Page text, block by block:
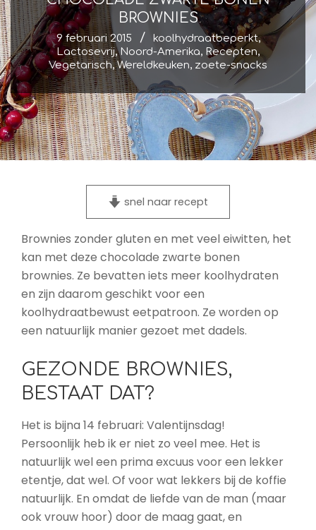
BROWNIES
9 februari 2015 koolhydraatbeperkt,
Lactosevrij,Noord-Amerika, Recepten,
Vegetarisch,Wereldkeuken, zoete-snacks
snel naar recept
Brownies zonder gluten en met veel eiwitten, het
kan met deze chocolade zwarte bonen
brownies. Ze bevatten iets meer koolhydraten
en zijn daarom geschikt voor een
koolhydraatbewust eetpatroon. Ze worden op
een natuurlijk manier gezoet met dadels.
GEZONDE BROWNIES,
BESTAAT DAT?
Het is bijna 14 februari: Valentijnsdag!
Persoonlijk heb ik er niet zo veel mee. Het is
natuurlijk wel een prima excuus voor een lekker
etentje, dat wel. Of voor wat lekkers bij de koffie
natuurlijk. En omdat de liefde van de man (maar
ook vrouw hoor) door de maag gaat, en